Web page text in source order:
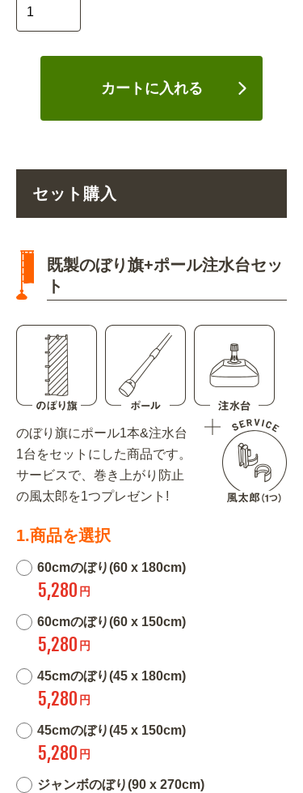
カートに入れる
セット購入
既製のぼり旗+ポール注水台セッ
ト
のぼり旗にポール1本&注水台
1台をセットにした商品です。
サービスで、巻き上がり防止
の風太郎を1つプレゼント!
1.商品を選択
60cmのぼり(60 x 180cm)
5,280 円
60cmのぼり(60 x 150cm)
5,280 円
45cmのぼり(45 x 180cm)
5,280 円
45cmのぼり(45 x 150cm)
5,280 円
ジャンボのぼり(90 x 270cm)